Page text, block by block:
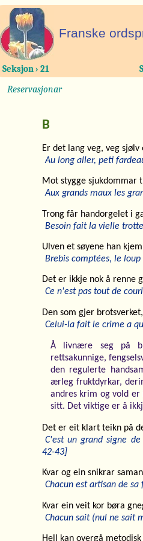
Franske
Seksjon › 21
Reservasjonar
B
Er det lang veg, veg
Au long aller, peti
Mot stygge sjukdommar
Aux grands maux les
Trong får handorgelet i
Besoin fait la vielle
Ulven et søyene han
Brebis comptées, le
Det er ikkje nok å renne
Ce n'est pas tout de
Den som gjer
Celui-la fait le crime a
Å livnære seg på
rettsakunnige,
den regulerte
ærleg fruktdyrkar,
andres krim og vold er
sitt. Det viktige er å
Det er eit klart teikn på
C'est un grand signe
42-43]
Kvar og ein snikrar
Chacun est artisan de
Kvar ein veit kor børa
Chacun sait (nul ne sait
Hell kan overgå